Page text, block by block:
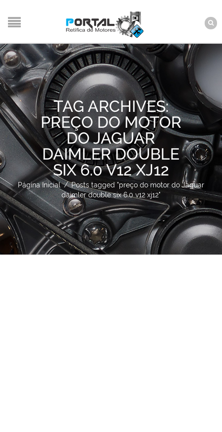
TAG ARCHIVES:
PREÇO DO MOTOR
DO JAGUAR
DAIMLER DOUBLE
SIX 6.0 V12 XJ12
Página Inicial / Posts tagged "preço do motor do Jaguar
daimler double six 6.0 v12 xj12"